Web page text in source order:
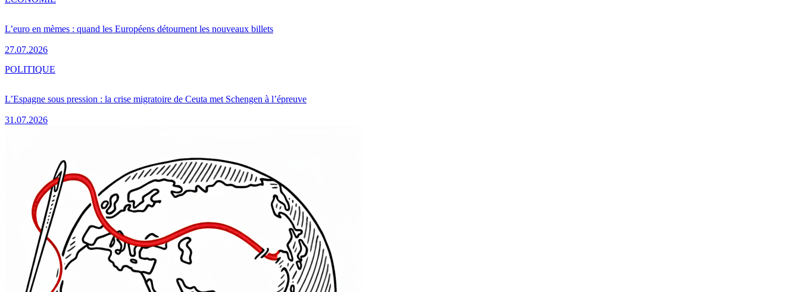
L’euro en mèmes : quand les Européens détournent les nouveaux billets
27.07.2026
L’Espagne sous pression : la crise migratoire de Ceuta met Schengen à l’épreuve
31.07.2026
POLITIQUE